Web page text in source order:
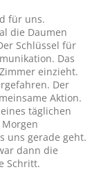
für uns.
die Daumen
Schlüssel für
Das
einzieht.
Der
Aktion.
täglichen
uns gerade geht.
dann die
Schritt.